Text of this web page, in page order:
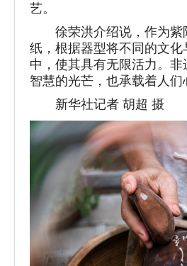
艺。
徐荣洪介绍说，作为紫
纸，根据器型将不同的文
中，使其具有无限活力。
智慧的光芒，也承载着人们
新华社记者 胡超 摄